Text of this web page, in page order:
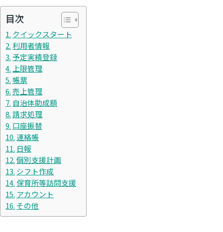
目次
クイックスタート
利用者情報
予定実績登録
上限管理
帳票
売上管理
自治体助成額
請求処理
口座振替
連絡帳
日報
個別支援計画
シフト作成
保育所等訪問支援
アカウント
その他